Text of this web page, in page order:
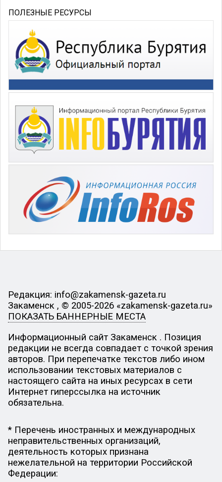
ПОЛЕЗНЫЕ РЕСУРСЫ
Редакция: info@zakamensk-gazeta.ru
Закаменск , © 2005-2026 «zakamensk-gazeta.ru»
ПОКАЗАТЬ БАННЕРНЫЕ МЕСТА
Информационный сайт Закаменск . Позиция
редакции не всегда совпадает с точкой зрения
авторов. При перепечатке текстов либо ином
использовании текстовых материалов с
настоящего сайта на иных ресурсах в сети
Интернет гиперссылка на источник
обязательна.
* Перечень иностранных и международных
неправительственных организаций,
деятельность которых признана
нежелательной на территории Российской
Федерации: